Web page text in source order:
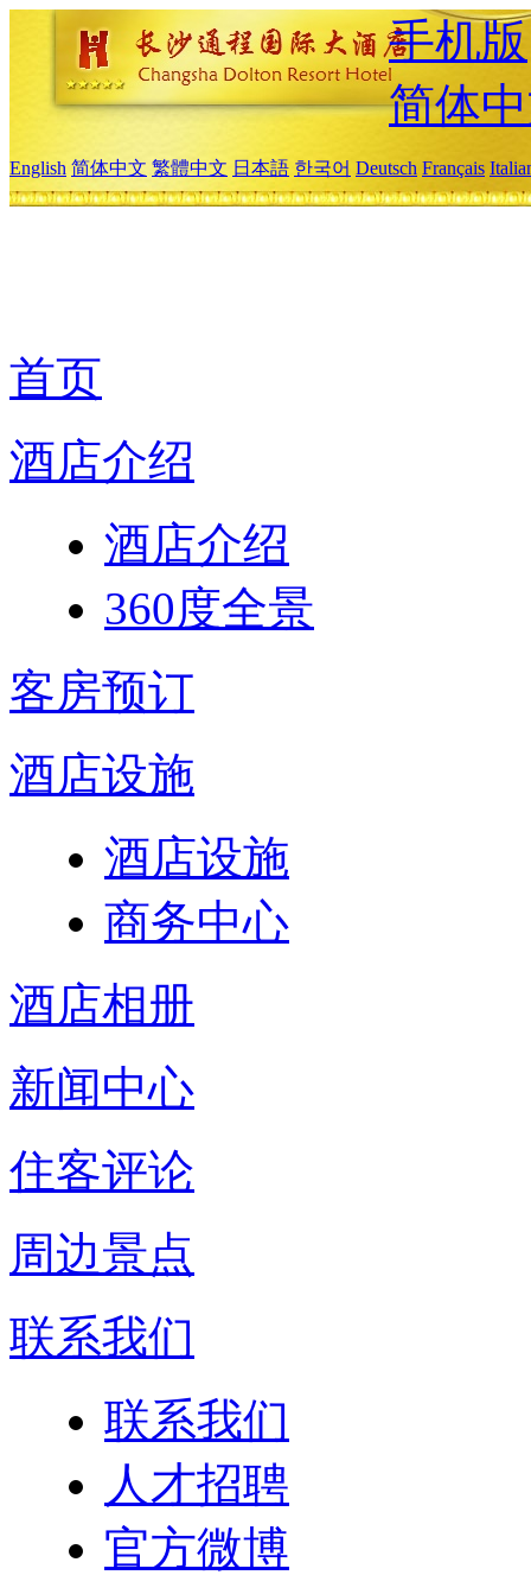
手机版
简体
English 简体中文 繁體中文 日本語 한국어 Deutsch Français
首页
酒店介绍
酒店介绍
360度全景
客房预订
酒店设施
酒店设施
商务中心
酒店相册
新闻中心
住客评论
周边景点
联系我们
联系我们
人才招聘
官方微博